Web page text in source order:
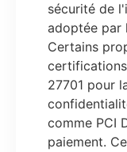
sécurité de
adoptée par
Certains
27701 pour
comme PCI
paiement.